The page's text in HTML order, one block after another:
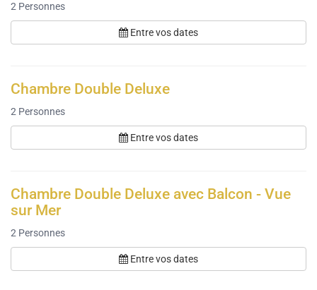
2 Personnes
Entre vos dates
Chambre Double Deluxe
2 Personnes
Entre vos dates
Chambre Double Deluxe avec Balcon - Vue
sur Mer
2 Personnes
Entre vos dates